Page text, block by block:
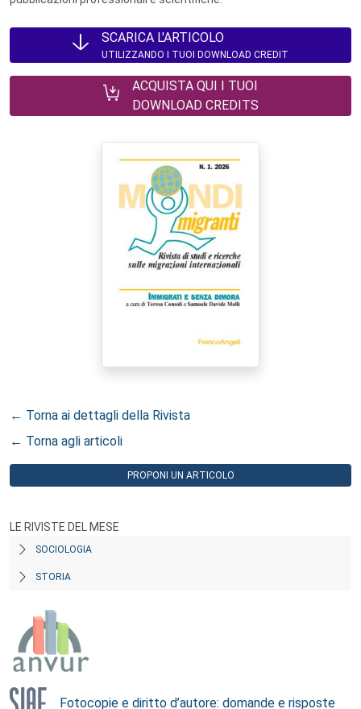
SCARICA L'ARTICOLO
UTILIZZANDO I TUOI DOWNLOAD CREDIT
ACQUISTA QUI I TUOI
DOWNLOAD CREDITS
← Torna ai dettagli della Rivista
← Torna agli articoli
PROPONI UN ARTICOLO
LE RIVISTE DEL MESE
SOCIOLOGIA
STORIA
Fotocopie e diritto d’autore: domande e risposte